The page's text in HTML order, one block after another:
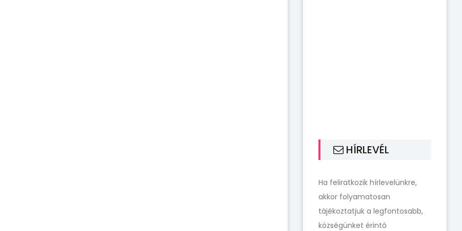
HÍRLEVÉL
Ha feliratkozik hírlevelünkre,
akkor folyamatosan
tájékoztatjuk a legfontosabb,
községünket érintő